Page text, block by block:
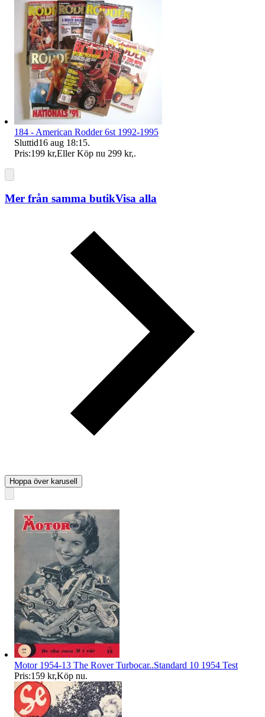
184 - American Rodder 6st 1992-1995
Sluttid16 aug 18:15.
Pris:199 kr,Eller Köp nu 299 kr,.
Mer från samma butikVisa alla
Hoppa över karusell
Motor 1954-13 The Rover Turbocar..Standard 10 1954 Test
Pris:159 kr,Köp nu.